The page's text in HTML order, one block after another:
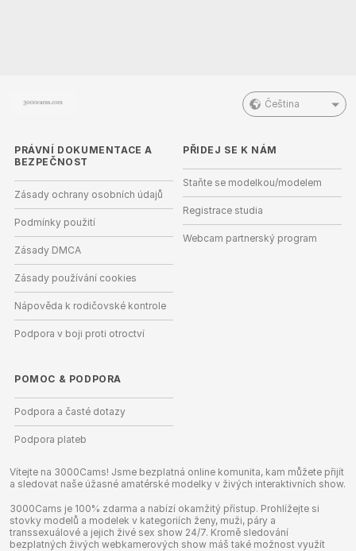
Čeština
PRÁVNÍ DOKUMENTACE A
BEZPEČNOST
Zásady ochrany osobních údajů
Podmínky použití
Zásady DMCA
Zásady používání cookies
Nápověda k rodičovské kontrole
Podpora v boji proti otroctví
PŘIDEJ SE K NÁM
Staňte se modelkou/modelem
Registrace studia
Webcam partnerský program
POMOC & PODPORA
Podpora a časté dotazy
Podpora plateb
Vítejte na 3000Cams! Jsme bezplatná online komunita, kam můžete přijít
a sledovat naše úžasné amatérské modelky v živých interaktivních show.
3000Cams je 100% zdarma a nabízí okamžitý přístup. Prohlížejte si
stovky modelů a modelek v kategoriích ženy, muži, páry a
transsexuálové a jejich živé sex show 24/7. Kromě sledování
bezplatných živých webkamerových show máš také možnost využít